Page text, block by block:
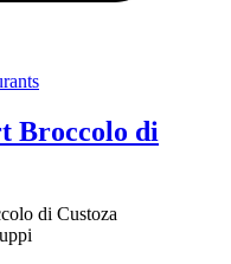
Broccolo di